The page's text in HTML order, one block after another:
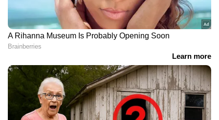
ആരോപണം. അദ്ദേഹം പൊലീസ് സ്റ്റേഷനിൽ
പരാതി നൽകുകയും ചെയ്തു. എൻ ഡി
എയിൽ തുടരുമെന്നാണ് ദിനകരൻ പറഞ്ഞത്.
എംഎൽഎയുടെ തീരുമാനത്തെ കുറിച്ച്